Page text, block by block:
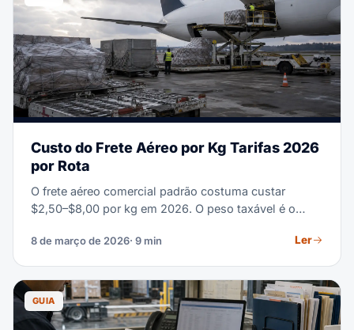
Custo do Frete Aéreo por Kg Tarifas 2026
por Rota
O frete aéreo comercial padrão costuma custar
$2,50–$8,00 por kg em 2026. O peso taxável é o
temporada, tipo de carga e nível de serviço
8 de março de 2026· 9 min Ler
GUIA